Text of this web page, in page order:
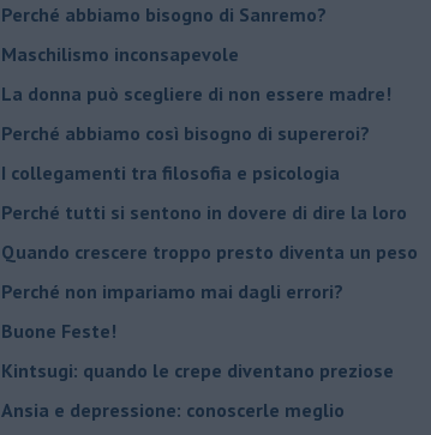
​Perché abbiamo bisogno di Sanremo?
​Maschilismo inconsapevole
​La donna può scegliere di non essere madre!
​Perché abbiamo così bisogno di supereroi?
​I collegamenti tra filosofia e psicologia
​Perché tutti si sentono in dovere di dire la loro
​Quando crescere troppo presto diventa un peso
​Perché non impariamo mai dagli errori?
​Buone Feste!
​Kintsugi: quando le crepe diventano preziose
Ansia e depressione: conoscerle meglio